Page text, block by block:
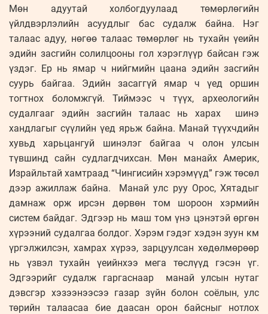
Мөн адуутай холбогдуулаад төмөрлөгийн
үйлдвэрлэлийн асуудлыг бас судалж байна. Нэг
талаас адуу, нөгөө талаас төмөрлөг нь тухайн үеийн
эдийн засгийн солилцооны гол хэрэглүүр байсан гэж
үздэг. Ер нь ямар ч нийгмийн цаана эдийн засгийн
суурь байгаа. Эдийн засаггүй ямар ч үед оршин
тогтнох боломжгүй. Тиймээс ч түүх, археологийн
судалгааг эдийн засгийн талаас нь харах шинэ
хандлагыг сүүлийн үед ярьж байна. Манай түүхчдийн
хувьд харьцангуй шинэлэг байгаа ч олон улсын
түвшинд сайн судлагдчихсан. Мөн манайх Америк,
Израйльтай хамтраад “Чингисийн хэрэмүүд” гэж төсөл
дээр ажиллаж байна. Манай улс руу Орос, Хятадыг
дамнаж орж ирсэн дөрвөн том шороон хэрмийн
систем байдаг. Эдгээр нь маш том үнэ цэнэтэй өргөн
хүрээний судалгаа болдог. Хэрэм гэдэг хэдэн зуун км
үргэлжилсэн, хамрах хүрээ, зарцуулсан хөдөлмөрөөр
нь үзвэл тухайн үеийнхээ мега төслүүд гэсэн үг.
Эдгээрийг судалж гаргаснаар манай улсын нутаг
дэвсгэр хэзээнээсээ газар зүйн болон соёлын, улс
төрийн талаасаа бие даасан орон байсныг нотлох